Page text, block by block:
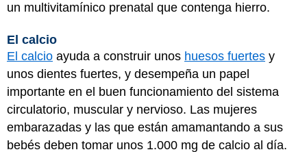
un multivitamínico prenatal que contenga hierro.
El calcio
El calcio ayuda a construir unos huesos fuertes y
unos dientes fuertes, y desempeña un papel
importante en el buen funcionamiento del sistema
circulatorio, muscular y nervioso. Las mujeres
embarazadas y las que están amamantando a sus
bebés deben tomar unos 1.000 mg de calcio al día.